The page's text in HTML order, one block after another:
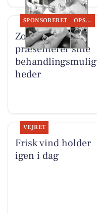
SPONSORERET OPSLAGSTAVLEN
Zones By Gitte
præsenterer sine
behandlingsmulig
heder
VEJRET
Frisk vind holder
igen i dag